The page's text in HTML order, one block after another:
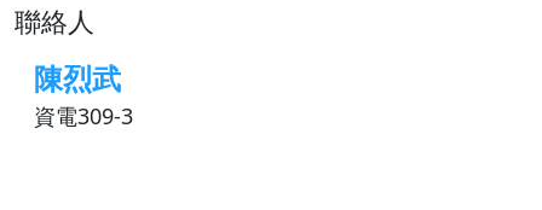
聯絡人
陳烈武
資電309-3